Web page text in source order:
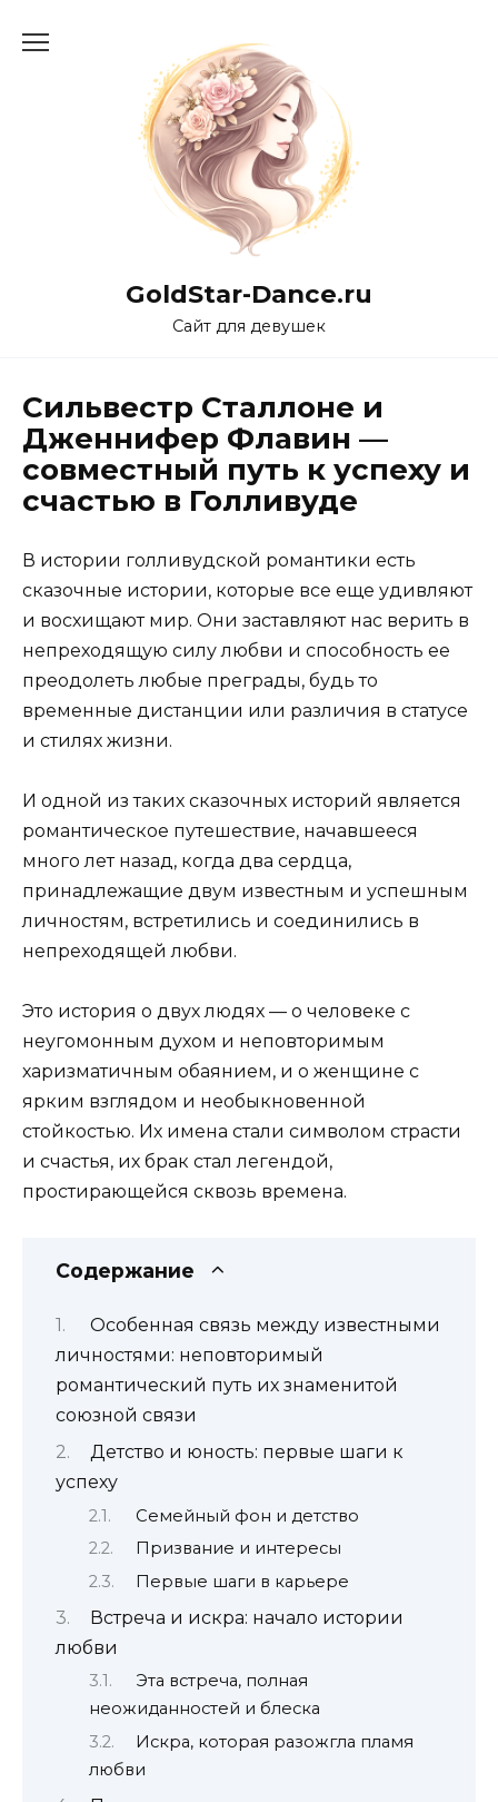
GoldStar-Dance.ru
Сайт для девушек
Сильвестр Сталлоне и
Дженнифер Флавин —
совместный путь к успеху и
счастью в Голливуде
В истории голливудской романтики есть
сказочные истории, которые все еще удивляют
и восхищают мир. Они заставляют нас верить в
непреходящую силу любви и способность ее
преодолеть любые преграды, будь то
временные дистанции или различия в статусе
и стилях жизни.
И одной из таких сказочных историй является
романтическое путешествие, начавшееся
много лет назад, когда два сердца,
принадлежащие двум известным и успешным
личностям, встретились и соединились в
непреходящей любви.
Это история о двух людях — о человеке с
неугомонным духом и неповторимым
харизматичным обаянием, и о женщине с
ярким взглядом и необыкновенной
стойкостью. Их имена стали символом страсти
и счастья, их брак стал легендой,
простирающейся сквозь времена.
Содержание
Особенная связь между известными
личностями: неповторимый
романтический путь их знаменитой
союзной связи
Детство и юность: первые шаги к
успеху
Семейный фон и детство
Призвание и интересы
Первые шаги в карьере
Встреча и искра: начало истории
любви
Эта встреча, полная
неожиданностей и блеска
Искра, которая разожгла пламя
любви